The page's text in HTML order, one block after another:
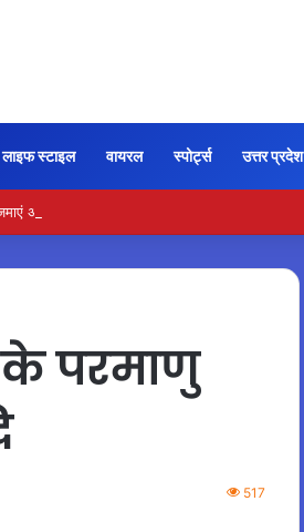
लाइफ स्टाइल वायरल स्पोर्ट्स उत्तर प्रदेश
अंडे का मास्क
परमाणु
517